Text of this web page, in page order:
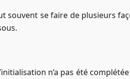
souvent se faire de plusieurs
n’a pas été